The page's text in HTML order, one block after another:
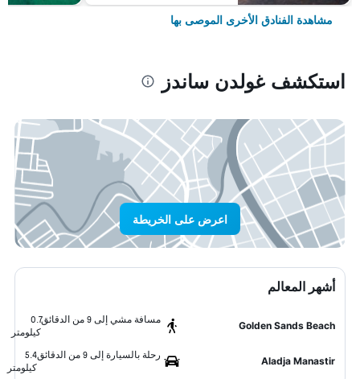
مشاهدة الفنادق الأخرى الموصى بها
استكشف غولدن ساندز
اعرض على الخريطة
أشهر المعالم
Golden Sands Beach
مسافة مشي إلى 9 من الدقائق
0.7
كيلومتر
Aladja Manastir
رحلة بالسيارة إلى 9 من الدقائق
5.4
كيلومتر